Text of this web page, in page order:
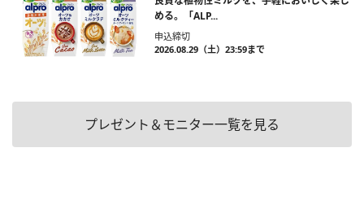
める。「ALP...
申込締切
2026.08.29（土）23:59まで
プレゼント＆モニター一覧を見る